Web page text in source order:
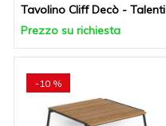
Tavolino Cliff Decò - Talenti
Prezzo su richiesta
-10 %